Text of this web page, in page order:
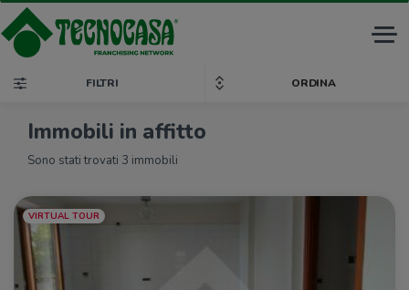
Immobili in affitto
Sono stati trovati 3 immobili
FILTRI ORDINA
VIRTUAL TOUR